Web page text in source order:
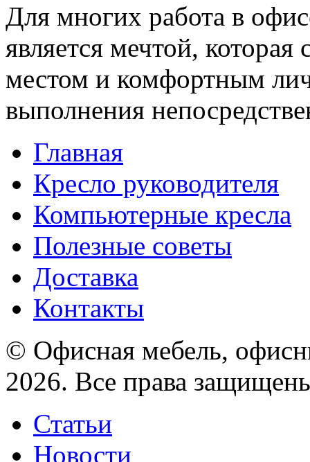
Для многих работа в
является мечтой,
местом и комфортным
выполнения
Главная
Кресло руководителя
Компьютерные кресла
Полезные советы
Доставка
Контакты
© Офисная мебель,
2026. Все права
Статьи
Новости